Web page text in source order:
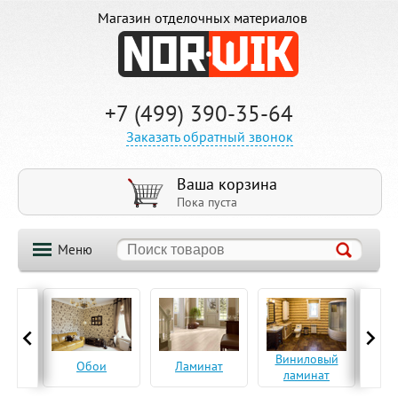
Магазин отделочных материалов
+7 (499) 390-35-64
Заказать обратный звонок
Ваша корзина
Пока пуста
Меню
Обои Ламинат
Виниловый
ламинат